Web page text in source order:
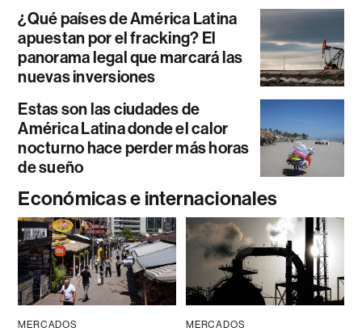
¿Qué países de América Latina
apuestan por el fracking? El
panorama legal que marcará las
nuevas inversiones
Estas son las ciudades de
América Latina donde el calor
nocturno hace perder más horas
de sueño
Económicas e internacionales
MERCADOS MERCADOS